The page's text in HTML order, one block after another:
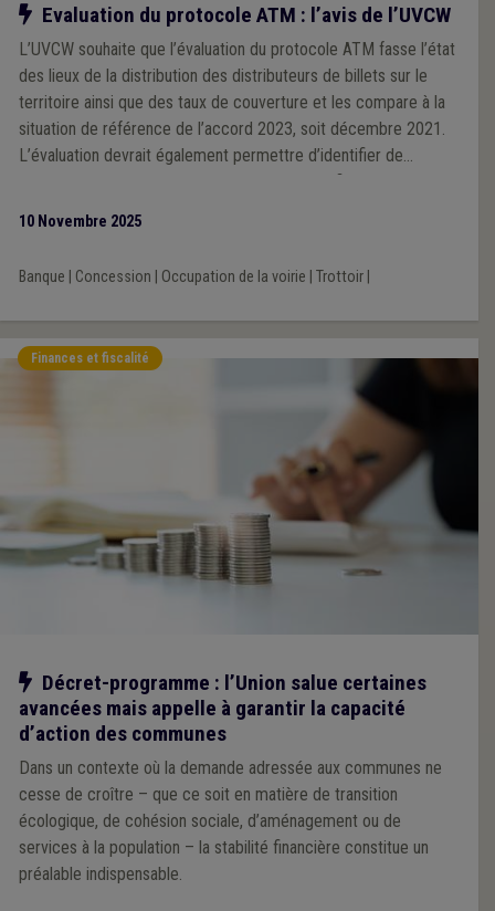
Notre action
Evaluation du protocole ATM : l’avis de l’UVCW
L’UVCW souhaite que l’évaluation du protocole ATM fasse l’état
des lieux de la distribution des distributeurs de billets sur le
territoire ainsi que des taux de couverture et les compare à la
situation de référence de l’accord 2023, soit décembre 2021.
L’évaluation devrait également permettre d’identifier de
10 Novembre 2025
Banque Concession Occupation de la voirie Trottoir|
Finances et fiscalité
Notre action
Décret-programme : l’Union salue certaines
avancées mais appelle à garantir la capacité
d’action des communes
Dans un contexte où la demande adressée aux communes ne
cesse de croître – que ce soit en matière de transition
écologique, de cohésion sociale, d’aménagement ou de
services à la population – la stabilité financière constitue un
préalable indispensable.